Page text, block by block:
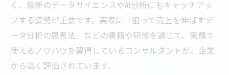
く、最新のデータサイエンスやAI分析にもキャッチアッ
プする姿勢が重要です。実際に「狙って売上を伸ばすデ
ータ分析の思考法」などの書籍や研修を通じて、実務で
使えるノウハウを習得しているコンサルタントが、企業
から高く評価されています。